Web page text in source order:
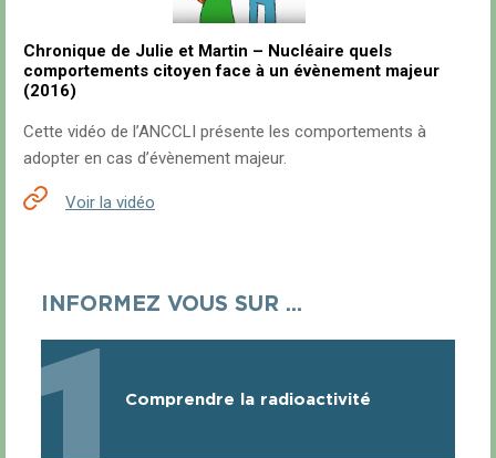
Chronique de Julie et Martin – Nucléaire quels
comportements citoyen face à un évènement majeur
(2016)
Cette vidéo de l’ANCCLI présente les comportements à
adopter en cas d’évènement majeur.
Voir la vidéo
INFORMEZ VOUS SUR ...
Comprendre la radioactivité